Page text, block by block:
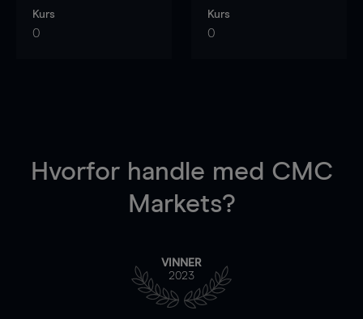
Kurs
0
Kurs
0
Hvorfor handle med CMC
Markets?
VINNER
2023